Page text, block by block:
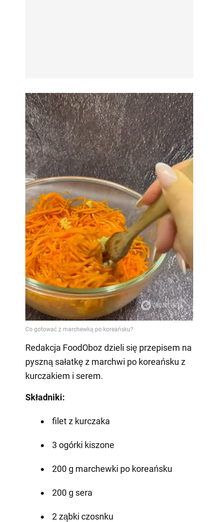
Redakcja FoodOboz dzieli się przepisem na
pyszną sałatkę z marchwi po koreańsku z
kurczakiem i serem.
Składniki:
filet z kurczaka
3 ogórki kiszone
200 g marchewki po koreańsku
200 g sera
2 ząbki czosnku